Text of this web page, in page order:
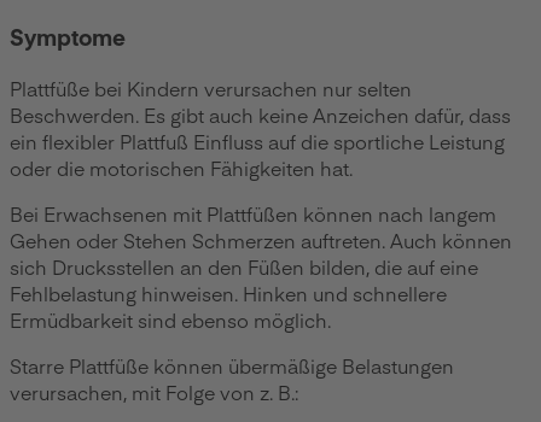
Symptome
Plattfüße bei Kindern verursachen nur selten
Beschwerden. Es gibt auch keine Anzeichen dafür, dass
ein flexibler Plattfuß Einfluss auf die sportliche Leistung
oder die motorischen Fähigkeiten hat.
Bei Erwachsenen mit Plattfüßen können nach langem
Gehen oder Stehen Schmerzen auftreten. Auch können
sich Drucksstellen an den Füßen bilden, die auf eine
Fehlbelastung hinweisen. Hinken und schnellere
Ermüdbarkeit sind ebenso möglich.
Starre Plattfüße können übermäßige Belastungen
verursachen, mit Folge von z. B.: